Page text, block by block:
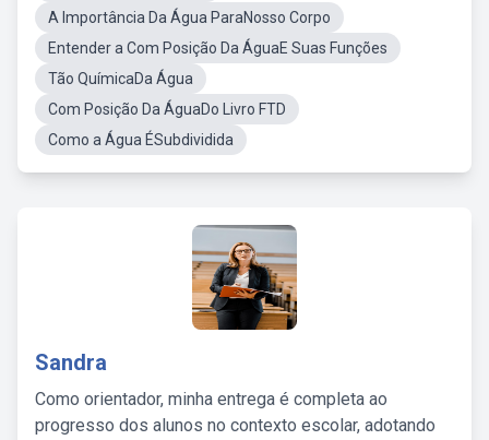
A Importância Da Água ParaNosso Corpo
Entender a Com Posição Da ÁguaE Suas Funções
Tão QuímicaDa Água
Com Posição Da ÁguaDo Livro FTD
Como a Água ÉSubdividida
Sandra
Como orientador, minha entrega é completa ao
progresso dos alunos no contexto escolar, adotando